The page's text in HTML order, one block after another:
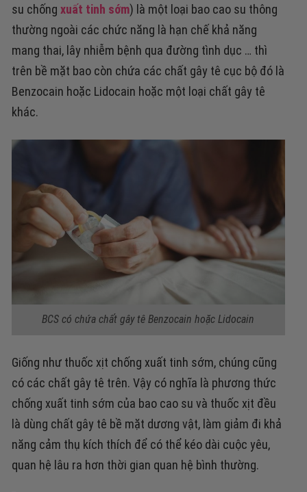
su chốngxuất tinh sớm) là một loại bao cao su thông
thường ngoài các chức năng là hạn chế khả năng
mang thai, lây nhiễm bệnh qua đường tình dục … thì
trên bề mặt bao còn chứa các chất gây tê cục bộ đó là
Benzocain hoặc Lidocain hoặc một loại chất gây tê
khác.
BCS có chứa chất gây tê Benzocain hoặc Lidocain
Giống như thuốc xịt chống xuất tinh sớm, chúng cũng
có các chất gây tê trên. Vậy có nghĩa là phương thức
chống xuất tinh sớm của bao cao su và thuốc xịt đều
là dùng chất gây tê bề mặt dương vật, làm giảm đi khả
năng cảm thụ kích thích để có thể kéo dài cuộc yêu,
quan hệ lâu ra hơn thời gian quan hệ bình thường.